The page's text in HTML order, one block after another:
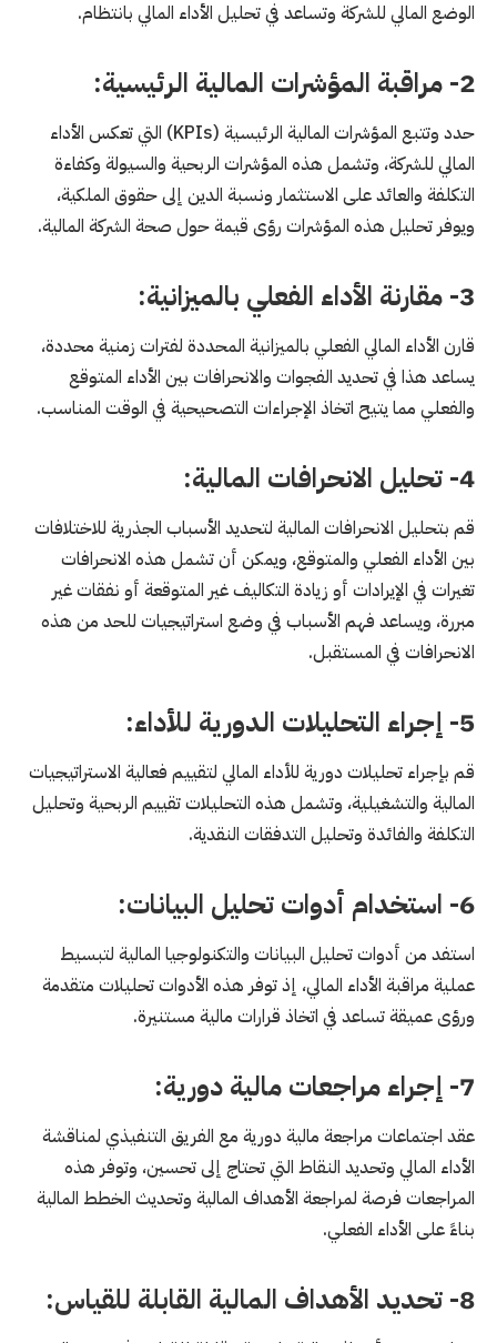
الوضع المالي للشركة وتساعد في تحليل الأداء المالي بانتظام.
2- مراقبة المؤشرات المالية الرئيسية:
حدد وتتبع المؤشرات المالية الرئيسية (KPIs) التي تعكس الأداء
المالي للشركة، وتشمل هذه المؤشرات الربحية والسيولة وكفاءة
التكلفة والعائد على الاستثمار ونسبة الدين إلى حقوق الملكية،
ويوفر تحليل هذه المؤشرات رؤى قيمة حول صحة الشركة المالية.
3- مقارنة الأداء الفعلي بالميزانية:
قارن الأداء المالي الفعلي بالميزانية المحددة لفترات زمنية محددة،
يساعد هذا في تحديد الفجوات والانحرافات بين الأداء المتوقع
والفعلي مما يتيح اتخاذ الإجراءات التصحيحية في الوقت المناسب.
4- تحليل الانحرافات المالية:
قم بتحليل الانحرافات المالية لتحديد الأسباب الجذرية للاختلافات
بين الأداء الفعلي والمتوقع، ويمكن أن تشمل هذه الانحرافات
تغيرات في الإيرادات أو زيادة التكاليف غير المتوقعة أو نفقات غير
مبررة، ويساعد فهم الأسباب في وضع استراتيجيات للحد من هذه
الانحرافات في المستقبل.
5- إجراء التحليلات الدورية للأداء:
قم بإجراء تحليلات دورية للأداء المالي لتقييم فعالية الاستراتيجيات
المالية والتشغيلية، وتشمل هذه التحليلات تقييم الربحية وتحليل
التكلفة والفائدة وتحليل التدفقات النقدية.
6- استخدام أدوات تحليل البيانات:
استفد من أدوات تحليل البيانات والتكنولوجيا المالية لتبسيط
عملية مراقبة الأداء المالي، إذ توفر هذه الأدوات تحليلات متقدمة
ورؤى عميقة تساعد في اتخاذ قرارات مالية مستنيرة.
7- إجراء مراجعات مالية دورية:
عقد اجتماعات مراجعة مالية دورية مع الفريق التنفيذي لمناقشة
الأداء المالي وتحديد النقاط التي تحتاج إلى تحسين، وتوفر هذه
المراجعات فرصة لمراجعة الأهداف المالية وتحديث الخطط المالية
بناءً على الأداء الفعلي.
8- تحديد الأهداف المالية القابلة للقياس: